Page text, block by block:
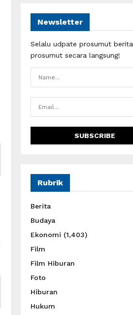
Newsletter
Selalu udpate prosumut berita
prosumut secara langsung!
Rubrik
Berita
Budaya
Ekonomi (1,403)
Film
Film Hiburan
Foto
Hiburan
Hukum